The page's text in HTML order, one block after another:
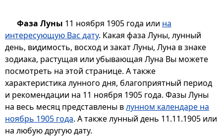
Фаза Луны 11 ноября 1905 года или на
интересующую Вас дату. Какая фаза Луны, лунный
день, видимость, восход и закат Луны, Луна в знаке
зодиака, растущая или убывающая Луна Вы можете
посмотреть на этой странице. А также
характеристика лунного дня, благоприятный период
и рекомендации на 11 ноября 1905 года. Фазы Луны
на весь месяц представлены влунном календаре на
ноябрь 1905 года. А также лунный день 11.11.1905 или
на любую другую дату.